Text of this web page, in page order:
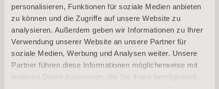
personalisieren, Funktionen für soziale Medien anbieten
zu können und die Zugriffe auf unsere Website zu
analysieren. Außerdem geben wir Informationen zu Ihrer
Verwendung unserer Website an unsere Partner für
soziale Medien, Werbung und Analysen weiter. Unsere
Partner führen diese Informationen möglicherweise mit
weiteren Daten zusammen, die Sie ihnen bereitgestellt